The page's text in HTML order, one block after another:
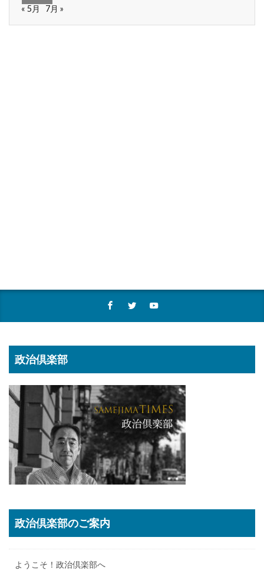
« 5月
7月 »
政治倶楽部
政治倶楽部のご案内
ようこそ！政治倶楽部へ